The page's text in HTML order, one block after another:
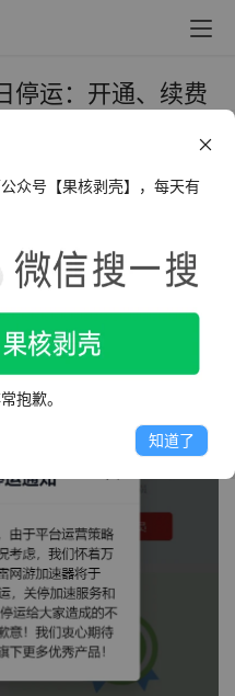
停运：开通、续费
闻
，称由于平台运营策略调
雷网游加速器将于2022年
和各类活动。
会员，另截稿前，官方暂
众号【果核剥壳】，每天有
抱歉。
知道了